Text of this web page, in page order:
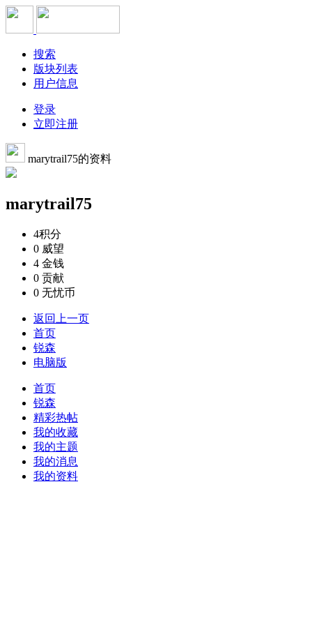
搜索
版块列表
用户信息
登录
立即注册
marytrail75的资料
marytrail75
4积分
0 威望
4 金钱
0 贡献
0 无忧币
返回上一页
首页
锐森
电脑版
首页
锐森
精彩热帖
我的收藏
我的主题
我的消息
我的资料